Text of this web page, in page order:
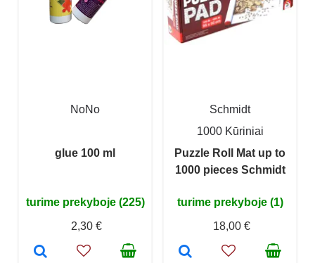
NoNo
glue 100 ml
turime prekyboje (225)
2,30 €
Schmidt
1000 Kūriniai
Puzzle Roll Mat up to
1000 pieces Schmidt
turime prekyboje (1)
18,00 €